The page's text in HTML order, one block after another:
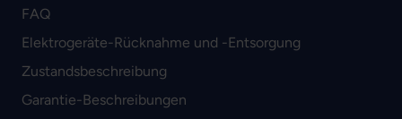
FAQ
Elektrogeräte-Rücknahme und -Entsorgung
Zustandsbeschreibung
Garantie-Beschreibungen